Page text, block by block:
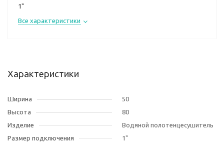
1"
Все характеристики
Характеристики
Ширина
50
Высота
80
Изделие
Водяной полотенцесушитель
Размер подключения
1"